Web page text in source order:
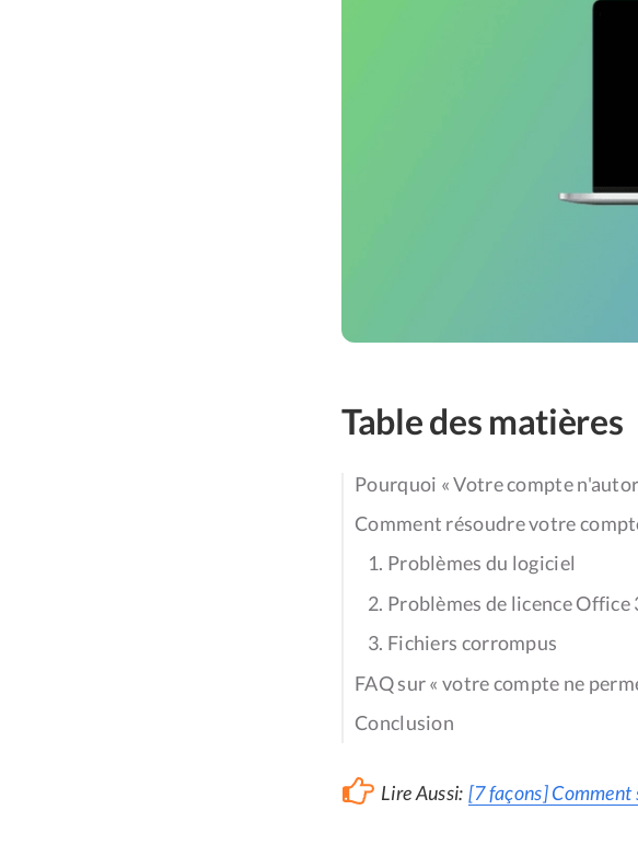
Table des matières
Pourquoi « Votre compte
Comment résoudre votre
1. Problèmes du logiciel
2. Problèmes de licence Office
3. Fichiers corrompus
FAQ sur « votre compte ne
Conclusion
Lire Aussi: [7 façons] Comment